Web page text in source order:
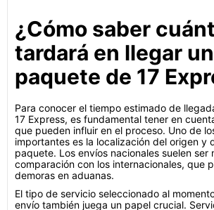
¿Cómo saber
tardará en llegar un
paquete de 17
Para conocer el tiempo estimado de
17 Express, es fundamental tener en
que pueden influir en el proceso. Uno de
importantes es la localización del origen y
paquete. Los envíos nacionales suelen ser
comparación con los internacionales, que
demoras en aduanas.
El tipo de servicio seleccionado al
envío también juega un papel crucial.